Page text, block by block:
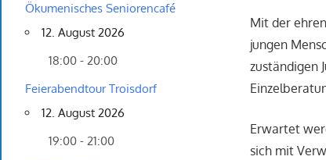
Mit der
jungen
zuständigen
Erwartet
sich mit
Ökumenisches Seniorencafé
12. August 2026
18:00 - 20:00
Feierabendtour Troisdorf
12. August 2026
19:00 - 21:00